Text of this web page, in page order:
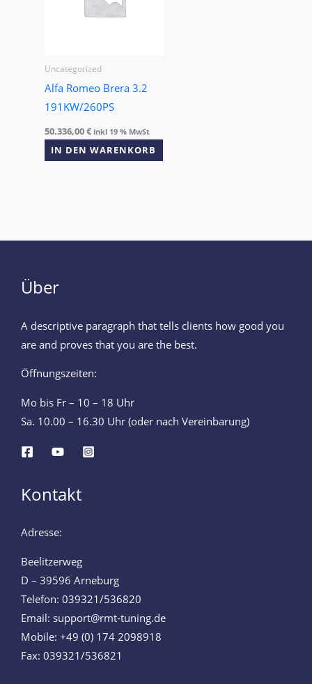
Uncategorized
Alfa Romeo Brera 3.2
191KW/260PS
50.336,00€ inkl 19 % MwSt
IN DEN WARENKORB
Über
A descriptive paragraph that tells clients how good you
are and proves that you are the best.
Öffnungszeiten:
Mo bis Fr – 10 – 18 Uhr
Sa. 10.00 – 16.30 Uhr (oder nach Vereinbarung)
Kontakt
Adresse:
Beelitzerweg
D – 39596 Arneburg
Telefon: 039321/536820
Email: support@rmt-tuning.de
Mobile: +49 (0) 174 2098918
Fax: 039321/536821